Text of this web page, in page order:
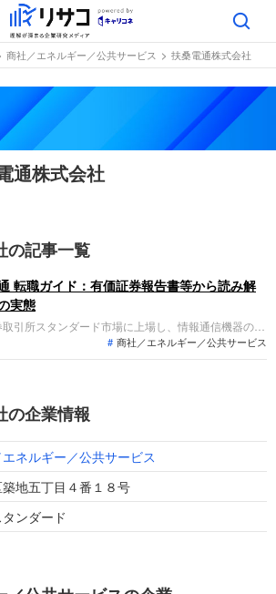
商社／エネルギー／公共サービス 扶桑電通株式会社
通株式会社
の記事一覧
転職ガイド：有価証券報告書等から読み解
実態
引所スタンダード市場に上場し、情報通信機器の施
ィス機器販売、システム開発などを展開しています。
では、自治体や民需向けのビジネスが好調に推移
商社／エネルギー／公共サービス
の企業情報
ネルギー／公共サービス
地五丁目４番１８号
ンダード